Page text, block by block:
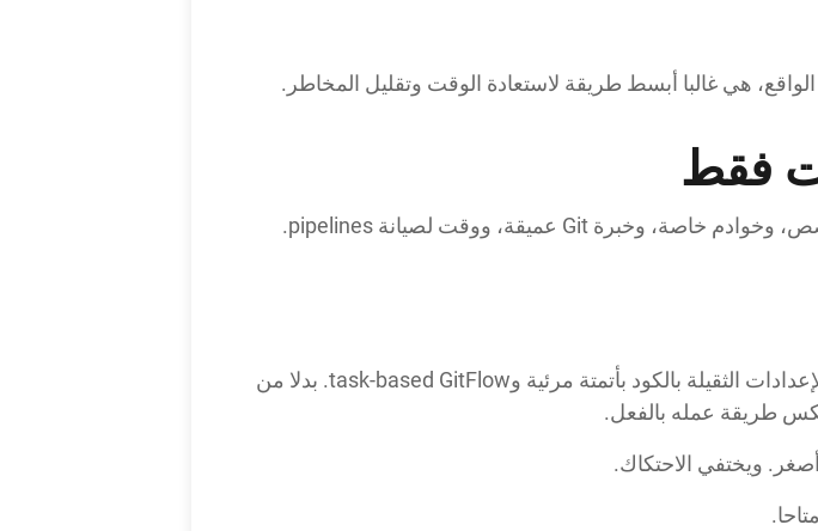
الواقع، هي غالبا أبسط طريقة لاستعادة الوقت وتقليل المخاطر.
تزيل أدوات Salesforce DevOps الحديثة هذا الحاجز. تستبدل الإعدادات الثقيلة بالكود بأتمتة مرئية وtask-based GitFlow. بدلا من